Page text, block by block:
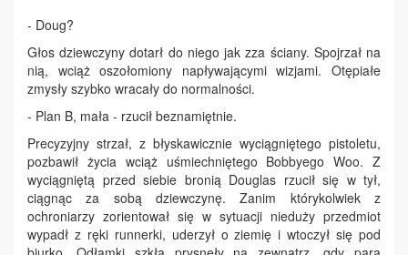
- Doug?
Głos dziewczyny dotarł do niego jak zza ściany. Spojrzał na
nią, wciąż oszołomiony napływającymi wizjami. Otępiałe
zmysły szybko wracały do normalności.
- Plan B, mała - rzucił beznamiętnie.
Precyzyjny strzał, z błyskawicznie wyciągniętego pistoletu,
pozbawił życia wciąż uśmiechniętego Bobbyego Woo. Z
wyciągniętą przed siebie bronią Douglas rzucił się w tył,
ciągnąc za sobą dziewczynę. Zanim którykolwiek z
ochroniarzy zorientował się w sytuacji nieduży przedmiot
wypadł z ręki runnerki, uderzył o ziemię i wtoczył się pod